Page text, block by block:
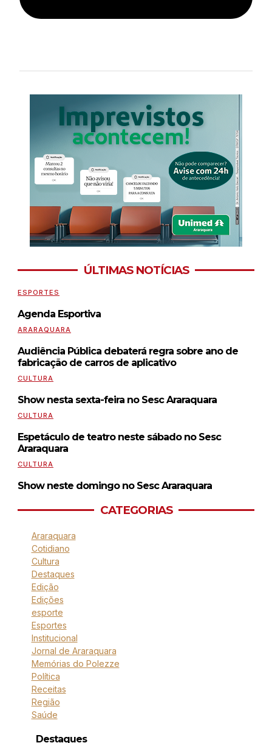
ÚLTIMAS NOTÍCIAS
ESPORTES
Agenda Esportiva
ARARAQUARA
Audiência Pública debaterá regra sobre ano de
fabricação de carros de aplicativo
CULTURA
Show nesta sexta-feira no Sesc Araraquara
CULTURA
Espetáculo de teatro neste sábado no Sesc
Araraquara
CULTURA
Show neste domingo no Sesc Araraquara
CATEGORIAS
Araraquara
Cotidiano
Cultura
Destaques
Edição
Edições
esporte
Esportes
Institucional
Jornal de Araraquara
Memórias do Polezze
Política
Receitas
Região
Saúde
Destaques